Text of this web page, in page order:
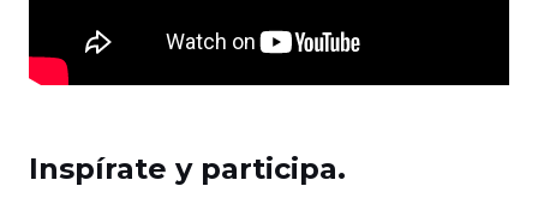
Inspírate y participa.